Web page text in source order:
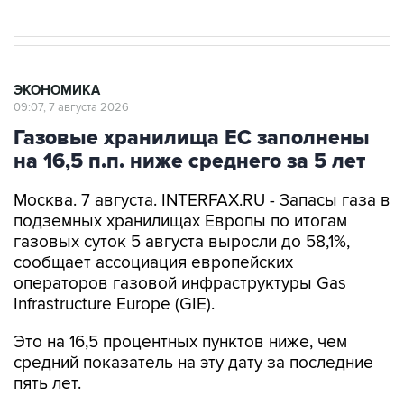
ЭКОНОМИКА
09:07, 7 августа 2026
Газовые хранилища ЕС заполнены
на 16,5 п.п. ниже среднего за 5 лет
Москва. 7 августа. INTERFAX.RU - Запасы газа в
подземных хранилищах Европы по итогам
газовых суток 5 августа выросли до 58,1%,
сообщает ассоциация европейских
операторов газовой инфраструктуры Gas
Infrastructure Europe (GIE).
Это на 16,5 процентных пунктов ниже, чем
средний показатель на эту дату за последние
пять лет.